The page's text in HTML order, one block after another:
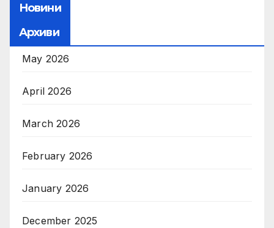
Новини
Архиви
May 2026
April 2026
March 2026
February 2026
January 2026
December 2025